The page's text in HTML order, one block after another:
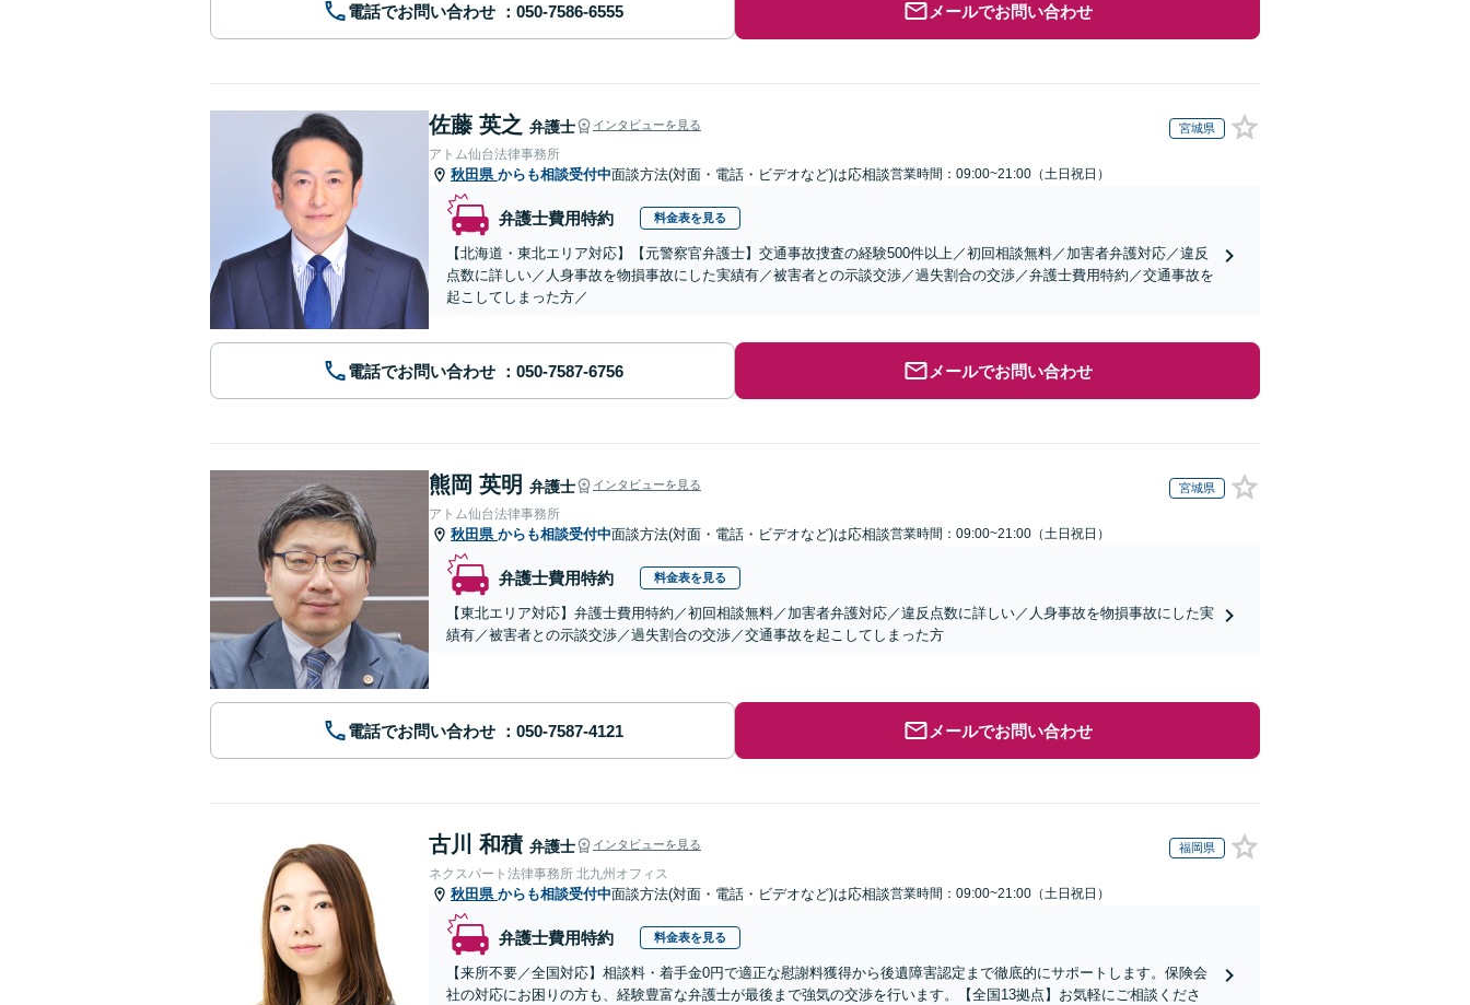
電話でお問い合わせ メールでお問い合わせ
佐藤 英之 弁護士 インタビューを見る 宮城県
アトム仙台法律事務所
秋田県 からも相談受付中面談方法(対面・電話・ビデオなど)は応相談営業時間：09:00~21:00（土日祝日）
弁護士費用特約 料金表を見る
【北海道・東北エリア対応】【元警察官弁護士】交通事故捜査の経験500件以上／初回相談無料／加害者弁護対応／違反
点数に詳しい／人身事故を物損事故にした実績有／被害者との示談交渉／過失割合の交渉／弁護士費用特約／交通事故を
起こしてしまった方／
電話でお問い合わせ メールでお問い合わせ
熊岡 英明 弁護士 インタビューを見る 宮城県
アトム仙台法律事務所
秋田県 からも相談受付中面談方法(対面・電話・ビデオなど)は応相談営業時間：09:00~21:00（土日祝日）
弁護士費用特約 料金表を見る
【東北エリア対応】弁護士費用特約／初回相談無料／加害者弁護対応／違反点数に詳しい／人身事故を物損事故にした実
績有／被害者との示談交渉／過失割合の交渉／交通事故を起こしてしまった方
電話でお問い合わせ メールでお問い合わせ
古川 和積 弁護士 インタビューを見る 福岡県
ネクスパート法律事務所 北九州オフィス
秋田県 からも相談受付中面談方法(対面・電話・ビデオなど)は応相談営業時間：09:00~21:00（土日祝日）
弁護士費用特約 料金表を見る
【来所不要／全国対応】相談料・着手金0円で適正な慰謝料獲得から後遺障害認定まで徹底的にサポートします。保険会
社の対応にお困りの方も、経験豊富な弁護士が最後まで強気の交渉を行います。【全国13拠点】お気軽にご相談くださ